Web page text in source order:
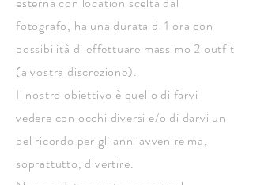
fotografo, ha una durata di 1 ora con
possibilità di effettuare massimo 2 outfit
(a vostra discrezione).
Il nostro obiettivo è quello di farvi
vedere con occhi diversi e/o di darvi un
bel ricordo per gli anni avvenire ma,
soprattutto, divertire.